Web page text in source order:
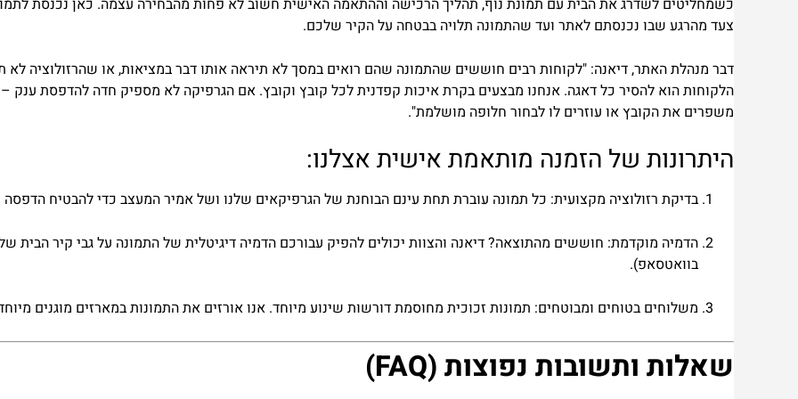
כשמחליטים לשדרג את הבית עם תמונת נוף, תהליך הרכישה וההתאמה האישית חשוב לא פחות מהבחירה עצמה. כאן נכנסת
צעד מהרגע שבו נכנסתם לאתר ועד שהתמונה תלויה בבטחה על הקיר שלכם.
דבר מנהלת האתר, דיאנה: "לקוחות רבים חוששים שהתמונה שהם רואים במסך לא תיראה אותו דבר במציאות, או שהרזולוציה
הלקוחות הוא להסיר כל דאגה. אנחנו מבצעים בקרת איכות קפדנית לכל קובץ וקובץ. אם הגרפיקה לא מספיק חדה להדפסת ענק –
משפרים את הקובץ או עוזרים לו לבחור חלופה מושלמת".
היתרונות של הזמנה מותאמת אישית אצלנו:
בדיקת רזולוציה מקצועית: כל תמונה עוברת תחת עינם הבוחנת של הגרפיקאים שלנו ושל אמיר המעצב כדי להבטיח
הדמיה מוקדמת: חוששים מהתוצאה? דיאנה והצוות יכולים להפיק עבורכם הדמיה דיגיטלית של התמונה על גבי קיר
בוואטסאפ).
משלוחים בטוחים ומבוטחים: תמונות זכוכית מחוסמת דורשות שינוע מיוחד. אנו אורזים את התמונות במארזים מוגנים
שאלות ותשובות נפוצות (FAQ)